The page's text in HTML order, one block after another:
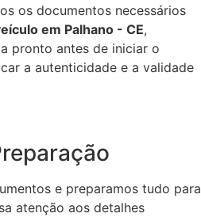
os documentos necessários
em Palhano - CE,
pronto antes de iniciar o
a autenticidade e a validade
e preparamos tudo para
atenção aos detalhes